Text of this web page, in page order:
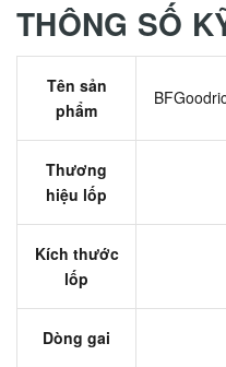
THÔNG SỐ
Tên sản
phẩm
Thương
hiệu lốp
Kích thước
lốp
Dòng gai